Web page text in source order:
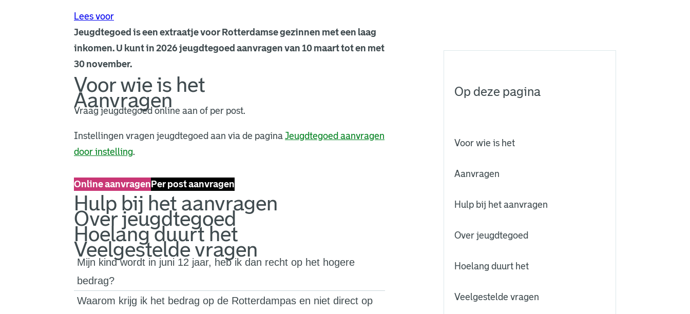
Lees voor
Op deze pagina
Voor wie is het
Aanvragen
Hulp bij het aanvragen
Over jeugdtegoed
Hoelang duurt het
Veelgestelde vragen
Jeugdtegoed is een extraatje voor Rotterdamse gezinnen met een laag
inkomen. U kunt in 2026 jeugdtegoed aanvragen van 10 maart tot en met
30 november.
Voor wie is het
Aanvragen
Vraag jeugdtegoed online aan of per post.
Instellingen vragen jeugdtegoed aan via de pagina Jeugdtegoed aanvragen
door instelling.
Online aanvragen Per post aanvragen
Hulp bij het aanvragen
Over jeugdtegoed
Hoelang duurt het
Veelgestelde vragen
Mijn kind wordt in juni 12 jaar, heb ik dan recht op het hogere
bedrag?
Waarom krijg ik het bedrag op de Rotterdampas en niet direct op